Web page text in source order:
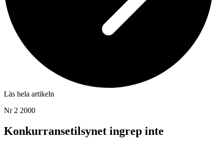
Läs hela artikeln
Nr 2 2000
Konkurransetilsynet ingrep inte